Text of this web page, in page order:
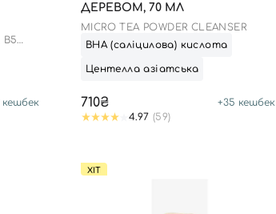
B5
ДЕРЕВОМ, 70 МЛ
MICRO TEA POWDER CLEANSER
ВНА (саліцилова) кислота
Центелла азіатська
710₴ +35 кешбек
4.97 (59)
ХІТ
товари у кошик